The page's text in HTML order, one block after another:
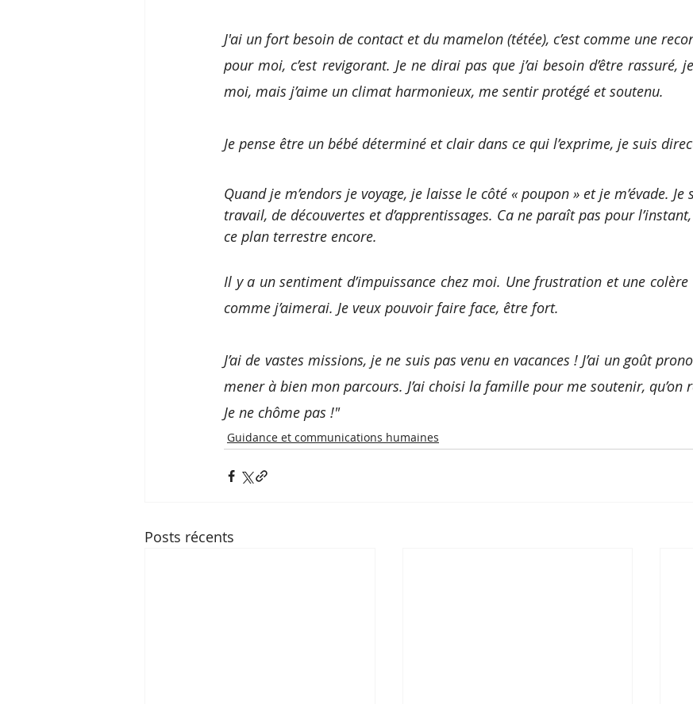
J'ai un fort besoin de contact et du mamelon (tétée), c’est comme une
pour moi, c’est revigorant. Je ne dirai pas que j’ai besoin d’être rassuré,
moi, mais j’aime un climat harmonieux, me sentir protégé et soutenu.
Je pense être un bébé déterminé et clair dans ce qui l’exprime, je suis
Quand je m’endors je voyage, je laisse le côté « poupon » et je m’évade.
travail, de découvertes et d’apprentissages. Ca ne paraît pas pour
ce plan terrestre encore.
Il y a un sentiment d’impuissance chez moi. Une frustration et une
comme j’aimerai. Je veux pouvoir faire face, être fort.
J’ai de vastes missions, je ne suis pas venu en vacances ! J’ai un goût
mener à bien mon parcours. J’ai choisi la famille pour me soutenir, qu’on
Je ne chôme pas !"
Guidance et communications humaines
Posts récents